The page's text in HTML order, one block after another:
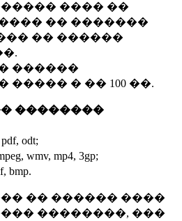
���� ��
�� �������
�� ������
������
����� � �� 100 ��.
��������
odt;
wmv, mp4, 3gp;
bmp.
�� ������ ����
��������, ���